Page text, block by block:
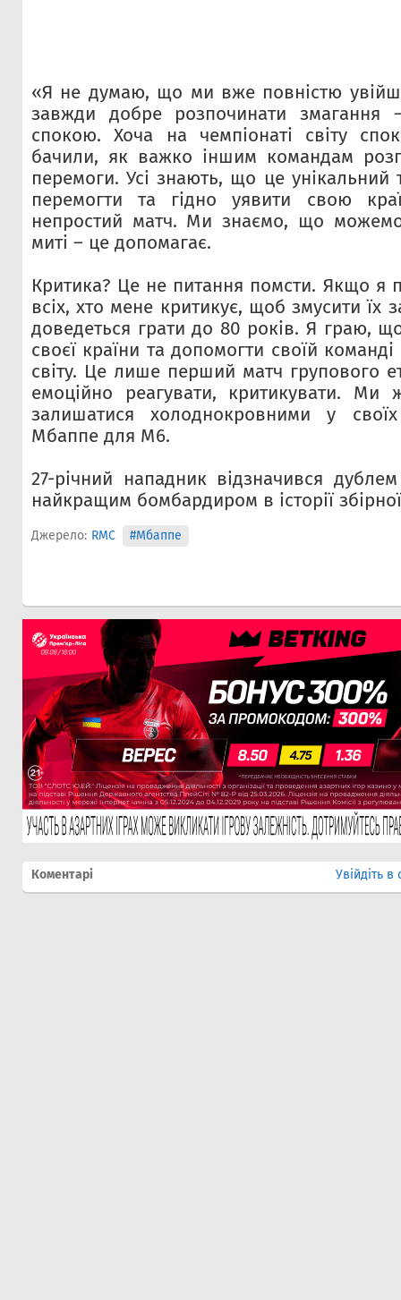
«Я не думаю, що ми вже повністю
завжди добре розпочинати змагання
спокою. Хоча на чемпіонаті світу
бачили, як важко іншим командам
перемоги. Усі знають, що це унікальний
перемогти та гідно уявити свою
непростий матч. Ми знаємо, що можемо
миті – це допомагає.
Критика? Це не питання помсти. Якщо я
всіх, хто мене критикує, щоб змусити їх
доведеться грати до 80 років. Я граю,
своєї країни та допомогти своїй
світу. Це лише перший матч групового
емоційно реагувати, критикувати. Ми
залишатися холоднокровними у
Мбаппе для M6.
27-річний нападник відзначився
найкращим бомбардиром в історії
Джерело: RMC #Мбаппе
Коментарі Увійдіть в